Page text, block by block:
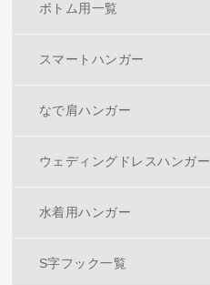
ボトム用一覧
スマートハンガー
なで肩ハンガー
ウェディングドレスハンガー
水着用ハンガー
S字フック一覧